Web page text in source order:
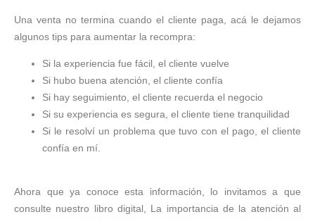
Una venta no termina cuando el cliente paga, acá le dejamos
algunos tips para aumentar la recompra:
Si la experiencia fue fácil, el cliente vuelve
Si hubo buena atención, el cliente confía
Si hay seguimiento, el cliente recuerda el negocio
Si su experiencia es segura, el cliente tiene tranquilidad
Si le resolví un problema que tuvo con el pago, el cliente
confía en mí.
Ahora que ya conoce esta información, lo invitamos a que
consulte nuestro libro digital, La importancia de la atención al